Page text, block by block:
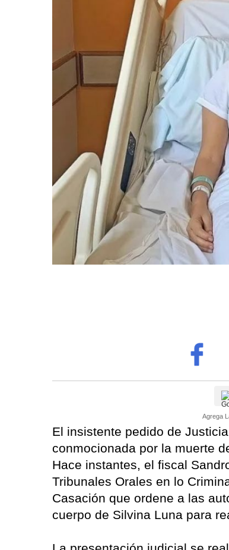
Agrega
El insistente pedido de
conmocionada por la muerte
Hace instantes, el fiscal
Tribunales Orales en lo
Casación que ordene a las
cuerpo de Silvina Luna para